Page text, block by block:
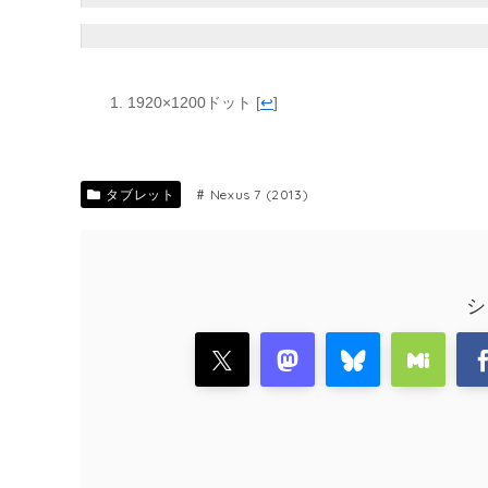
1920×1200ドット [↩]
タブレット Nexus 7 (2013)